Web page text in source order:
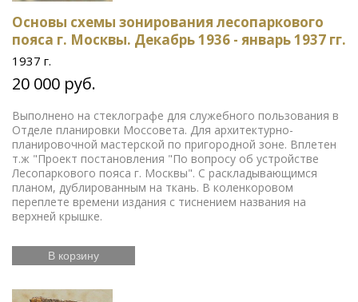
Основы схемы зонирования лесопаркового
пояса г. Москвы. Декабрь 1936 - январь 1937 гг.
1937 г.
20 000 руб.
Выполнено на стеклографе для служебного пользования в
Отделе планировки Моссовета. Для архитектурно-
планировочной мастерской по пригородной зоне. Вплетен
т.ж "Проект постановления "По вопросу об устройстве
Лесопаркового пояса г. Москвы". С раскладывающимся
планом, дублированным на ткань. В коленкоровом
переплете времени издания с тиснением названия на
верхней крышке.
В корзину